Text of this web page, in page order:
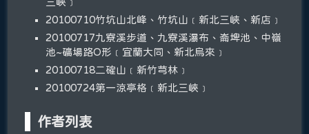
20100710竹坑山北峰、竹坑山﹝新北三峽、新店﹞
20100717九寮溪步道、九寮溪瀑布、崙埤池、中嶺
池~礦場路O形﹝宜蘭大同、新北烏來﹞
20100718二確山﹝新竹芎林﹞
20100724第一涼亭格﹝新北三峽﹞
作者列表